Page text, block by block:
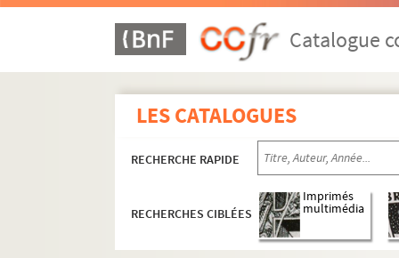
Catalogue
LES CATALOGUES
RECHERCHE RAPIDE
RECHERCHES CIBLÉES
Imprimés
multimédia
Musulmans en prière
La guerre européenne dans les
Constantinople : Stamboul et le
[Ablutions devant la mosquée ?]
La guerre européenne dans
La guerre européenne dans les
[À l'intérieur d'un harem ?]